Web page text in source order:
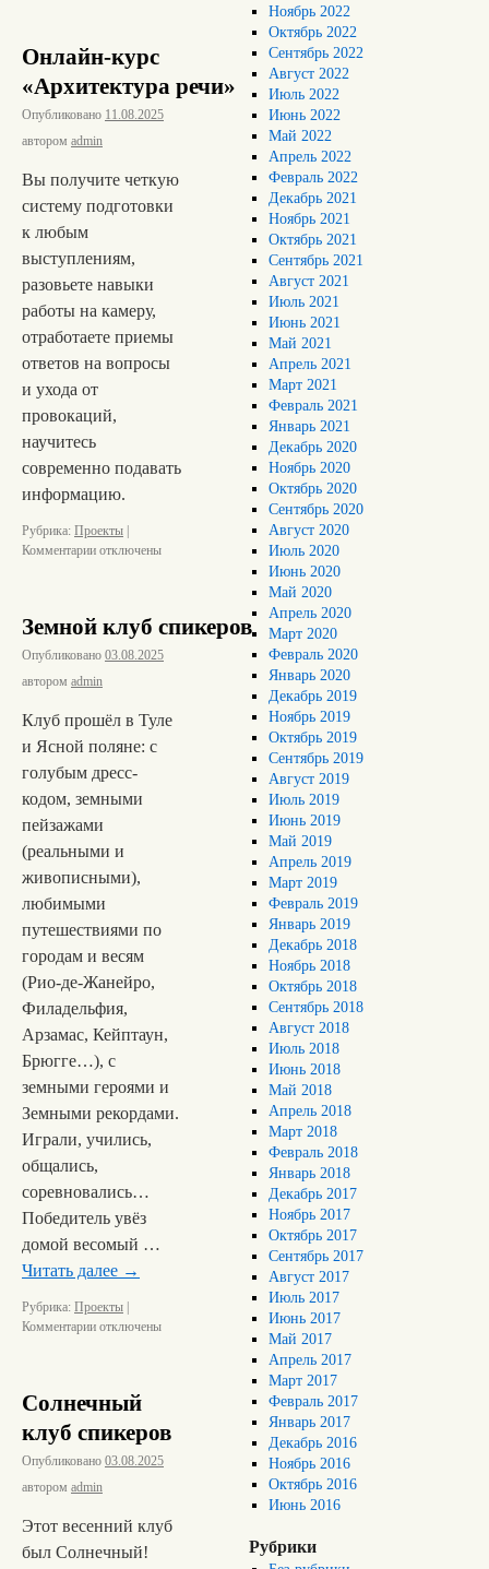
Онлайн-курс
«Архитектура речи»
Опубликовано 11.08.2025
автором admin
Вы получите четкую
систему подготовки
к любым
выступлениям,
разовьете навыки
работы на камеру,
отработаете приемы
ответов на вопросы
и ухода от
провокаций,
научитесь
современно подавать
информацию.
Рубрика: Проекты
Комментарии отключены
Земной клуб спикеров
Опубликовано 03.08.2025
автором admin
Клуб прошёл в Туле
и Ясной поляне: с
голубым дресс-
кодом, земными
пейзажами
(реальными и
живописными),
любимыми
путешествиями по
городам и весям
(Рио-де-Жанейро,
Филадельфия,
Арзамас, Кейптаун,
Брюгге…), с
земными героями и
Земными рекордами.
Играли, учились,
общались,
соревновались…
Победитель увёз
домой весомый …
Читать далее →
Рубрика: Проекты
Комментарии отключены
Солнечный
клуб спикеров
Опубликовано 03.08.2025
автором admin
Этот весенний клуб
был Солнечный!
Ноябрь 2022
Октябрь 2022
Сентябрь 2022
Август 2022
Июль 2022
Июнь 2022
Май 2022
Апрель 2022
Февраль 2022
Декабрь 2021
Ноябрь 2021
Октябрь 2021
Сентябрь 2021
Август 2021
Июль 2021
Июнь 2021
Май 2021
Апрель 2021
Март 2021
Февраль 2021
Январь 2021
Декабрь 2020
Ноябрь 2020
Октябрь 2020
Сентябрь 2020
Август 2020
Июль 2020
Июнь 2020
Май 2020
Апрель 2020
Март 2020
Февраль 2020
Январь 2020
Декабрь 2019
Ноябрь 2019
Октябрь 2019
Сентябрь 2019
Август 2019
Июль 2019
Июнь 2019
Май 2019
Апрель 2019
Март 2019
Февраль 2019
Январь 2019
Декабрь 2018
Ноябрь 2018
Октябрь 2018
Сентябрь 2018
Август 2018
Июль 2018
Июнь 2018
Май 2018
Апрель 2018
Март 2018
Февраль 2018
Январь 2018
Декабрь 2017
Ноябрь 2017
Октябрь 2017
Сентябрь 2017
Август 2017
Июль 2017
Июнь 2017
Май 2017
Апрель 2017
Март 2017
Февраль 2017
Январь 2017
Декабрь 2016
Ноябрь 2016
Октябрь 2016
Июнь 2016
Рубрики